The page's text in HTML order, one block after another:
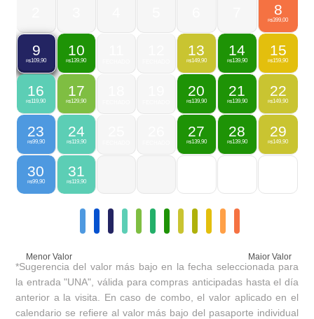
8
R$399,00
9
R$109,90
10
R$139,90
13
R$149,90
14
R$139,90
15
R$159,90
16
R$119,90
17
R$129,90
20
R$139,90
21
R$139,90
22
R$149,90
23
R$99,90
24
R$119,90
27
R$139,90
28
R$139,90
29
R$149,90
30
R$99,90
31
R$119,90
Menor Valor Maior Valor
*Sugerencia del valor más bajo en la fecha seleccionada para
la entrada "UNA", válida para compras anticipadas hasta el día
anterior a la visita. En caso de combo, el valor aplicado en el
calendario se refiere al valor más bajo del pasaporte individual